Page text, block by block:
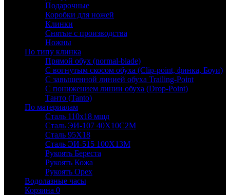
Подарочные
Коробки для ножей
Клинки
Снятые с производства
Ножны
По типу клинка
Прямой обух (normal-blade)
С вогнутым скосом обуха (Clip-point, финка, Боуи)
С завышенной линией обуха Trailing-Point
С понижением линии обуха (Drop-Point)
Танто (Tanto)
По материалам
Сталь 110х18 мшд
Сталь ЭИ-107 40Х10С2М
Сталь 95Х18
Сталь ЭИ-515 100Х13М
Рукоять Береста
Рукоять Кожа
Рукоять Орех
Водолазные часы
Корзина 0